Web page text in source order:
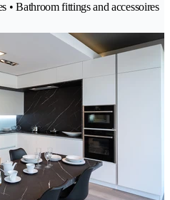
• Bathroom fittings and accessoires